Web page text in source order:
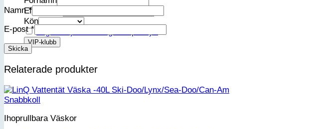
Efternamn
Kön
Namn*
E-post*
Relaterade produkter
Snabbkoll
Ihoprullbara Väskor